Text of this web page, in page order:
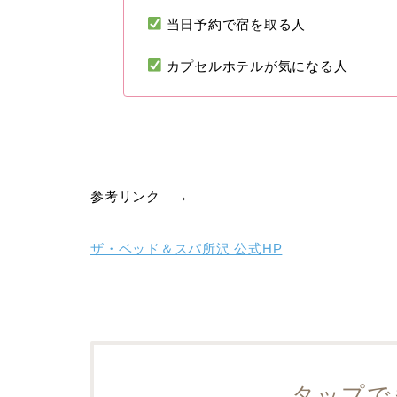
当日予約で宿を取る人
カプセルホテルが気になる人
参考リンク →
ザ・ベッド＆スパ所沢 公式HP